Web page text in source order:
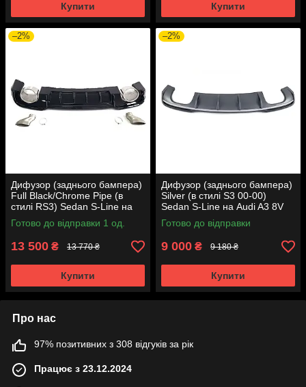
Купити Купити
–2%
Дифузор (заднього бампера)
Full Black/Chrome Pipe (в
стилі RS3) Sedan S-Line на
Audi A3 8V 2016-2020 року
Готово до відправки 1 од.
13 500 ₴ 13 770 ₴
Купити
–2%
Дифузор (заднього бампера)
Silver (в стилі S3 00-00)
Sedan S-Line на Audi A3 8V
2016-2020 року
Готово до відправки
9 000 ₴ 9 180 ₴
Купити
Про нас
97% позитивних з 308 відгуків за рік
Працює з 23.12.2024